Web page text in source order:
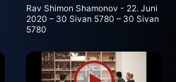
Rav Shimon Shamonov
22. Juni
2020 – 30 Sivan 5780 – 30 Sivan
5780